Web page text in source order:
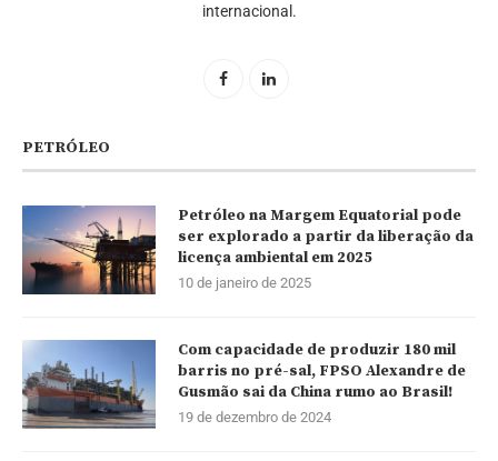
internacional.
PETRÓLEO
Petróleo na Margem Equatorial pode
ser explorado a partir da liberação da
licença ambiental em 2025
10 de janeiro de 2025
Com capacidade de produzir 180 mil
barris no pré-sal, FPSO Alexandre de
Gusmão sai da China rumo ao Brasil!
19 de dezembro de 2024